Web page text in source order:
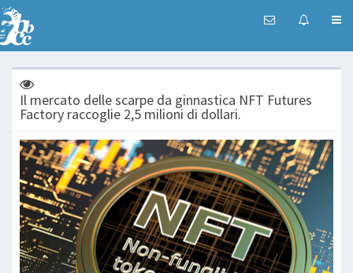
Il mercato delle scarpe da ginnastica NFT Futures
Factory raccoglie 2,5 milioni di dollari.